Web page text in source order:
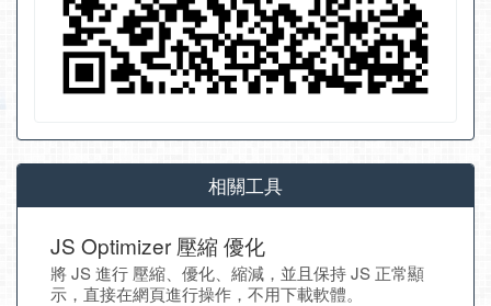
相關工具
JS Optimizer 壓縮 優化
將 JS 進行 壓縮、優化、縮減，並且保持 JS 正常顯
示，直接在網頁進行操作，不用下載軟體。